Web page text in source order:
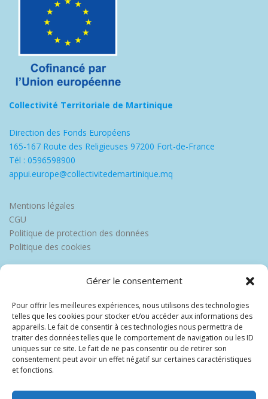
Gérer le consentement
Pour offrir les meilleures expériences, nous utilisons des technologies
telles que les cookies pour stocker et/ou accéder aux informations des
appareils. Le fait de consentir à ces technologies nous permettra de
traiter des données telles que le comportement de navigation ou les ID
uniques sur ce site. Le fait de ne pas consentir ou de retirer son
consentement peut avoir un effet négatif sur certaines caractéristiques
et fonctions.
Collectivité Territoriale de Martinique
Direction des Fonds Européens
165-167 Route des Religieuses 97200 Fort-de-France
Tél : 0596598900
appui.europe@collectivitedemartinique.mq
Mentions légales
CGU
Politique de protection des données
Politique des cookies